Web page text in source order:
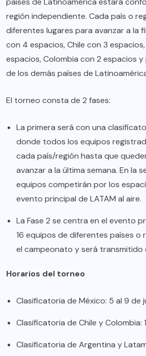
región independiente. Cada país o
diferentes lugares para avanzar a la
con 4 espacios, Chile con 3
espacios, Colombia con 2 espacios
de los demás países de
El torneo consta de 2 fases:
La primera será con una
donde todos los equipos
cada país/región hasta que
avanzar a la última semana. En la
equipos competirán por los
evento principal de LATAM al aire.
La Fase 2 se centra en el evento
16 equipos de diferentes países o
el campeonato y será transmitido
Horarios del torneo
Clasificatoria de México: 5 al 9 de
Clasificatoria de Chile y Colombia:
Clasificatoria de Argentina y